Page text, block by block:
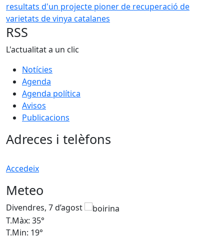
RSS
L'actualitat a un clic
Notícies
Agenda
Agenda política
Avisos
Publicacions
Adreces i telèfons
Accedeix
Meteo
Divendres, 7 d’agost
T.Màx: 35°
T.Min: 19°